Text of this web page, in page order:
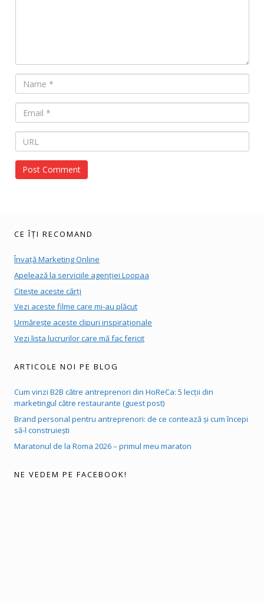
CE ÎȚI RECOMAND
Învață Marketing Online
Apelează la serviciile agenției Loopaa
Citește aceste cărți
Vezi aceste filme care mi-au plăcut
Urmărește aceste clipuri inspiraționale
Vezi lista lucrurilor care mă fac fericit
ARTICOLE NOI PE BLOG
Cum vinzi B2B către antreprenori din HoReCa: 5 lecții din
marketingul către restaurante (guest post)
Brand personal pentru antreprenori: de ce contează și cum începi
să-l construiești
Maratonul de la Roma 2026 – primul meu maraton
NE VEDEM PE FACEBOOK!